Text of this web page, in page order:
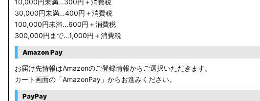
E12 ノート
B44A/B45A B47A/B48A ルークス ハイウェイスター
JF3/4 N-BOX カスタム
JH3/4 N-WGN
JH1/2 N-WGN
10,000円未満…300円＋消費税
30,000円未満…400円＋消費税
100,000円未満…600円＋消費税
300,000円まで…1,000円＋消費税
Amazon Pay
お届け先情報はAmazonのご登録情報からご選択いただきます。
カート画面の「AmazonPay」からお進みください。
PayPay